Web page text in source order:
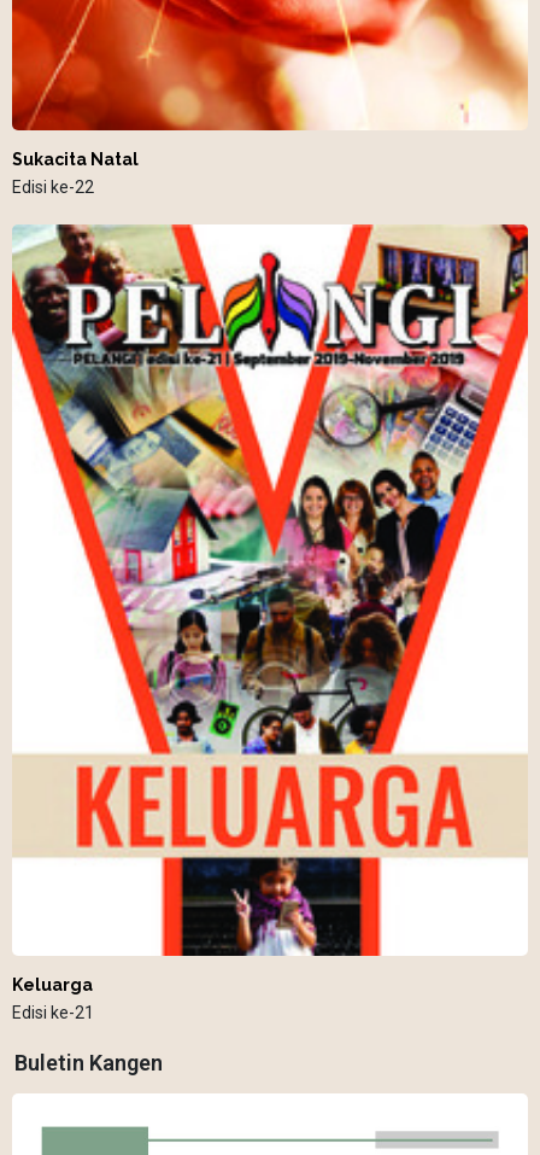
Sukacita Natal
Edisi ke-22
Keluarga
Edisi ke-21
Buletin Kangen